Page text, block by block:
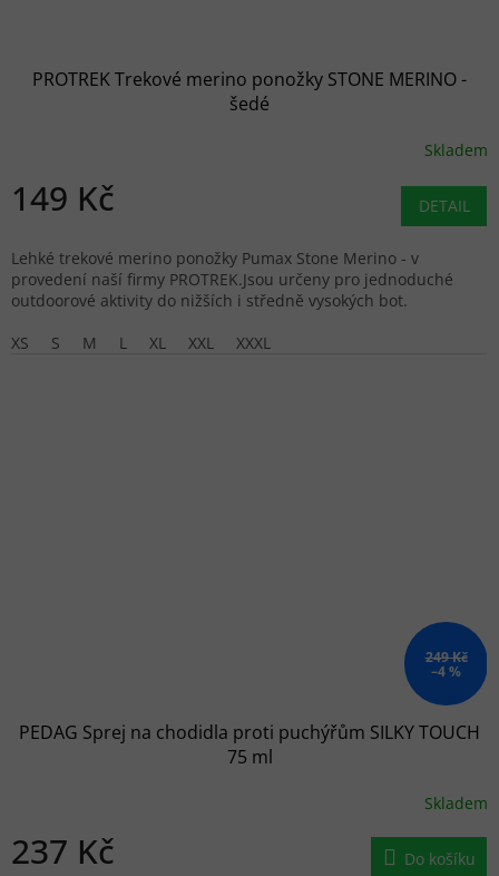
PROTREK Trekové merino ponožky STONE MERINO -
šedé
Skladem
149 Kč DETAIL
Lehké trekové merino ponožky Pumax Stone Merino - v
provedení naší firmy PROTREK.Jsou určeny pro jednoduché
outdoorové aktivity do nižších i středně vysokých bot.
XS
S M L XL XXL XXXL
249 Kč
–4 %
PEDAG Sprej na chodidla proti puchýřům SILKY TOUCH
75 ml
Skladem
237 Kč Do košíku